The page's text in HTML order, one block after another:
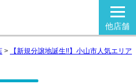
他店舗
>
【新規分譲地誕生!!】小山市人気エリア